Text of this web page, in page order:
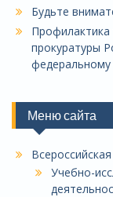
Будьте
прокуратуры
федеральному
Меню сайта
Учебно-